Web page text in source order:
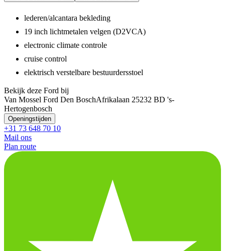
lederen/alcantara bekleding
19 inch lichtmetalen velgen (D2VCA)
electronic climate controle
cruise control
elektrisch verstelbare bestuurdersstoel
Bekijk deze Ford bij
Van Mossel Ford Den BoschAfrikalaan 25232 BD 's-
Hertogenbosch
Openingstijden
+31 73 648 70 10
Mail ons
Plan route